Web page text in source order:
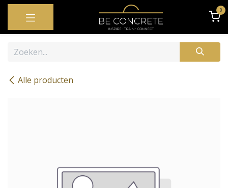
OVERSLAAN NAAR INHOUD 0
Alle producten